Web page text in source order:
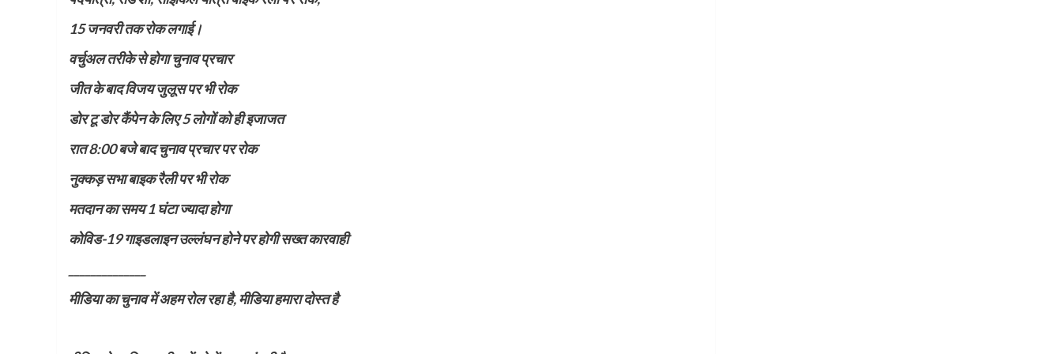
15 जनवरी तक रोक लगाई।
वर्चुअल तरीके से होगा चुनाव प्रचार
जीत के बाद विजय जुलूस पर भी रोक
डोर टू डोर कैंपेन के लिए 5 लोगों को ही इजाजत
रात 8:00 बजे बाद चुनाव प्रचार पर रोक
नुक्कड़ सभा बाइक रैली पर भी रोक
मतदान का समय 1 घंटा ज्यादा होगा
कोविड-19 गाइडलाइन उल्लंघन होने पर होगी सख्त कारवाही
मीडिया का चुनाव में अहम रोल रहा है, मीडिया हमारा दोस्त है